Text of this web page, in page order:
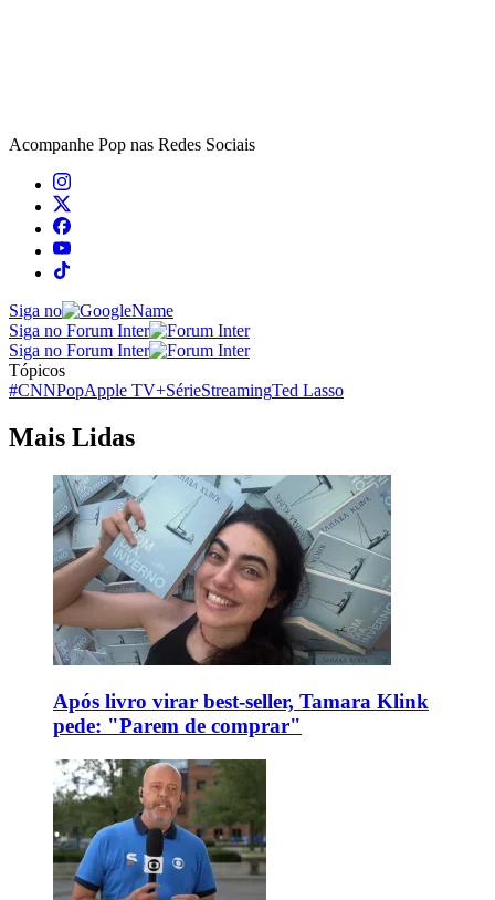
Acompanhe Pop nas Redes Sociais
Siga no
Siga no Forum Inter
Siga no Forum Inter
Tópicos
#CNNPopApple TV+SérieStreamingTed Lasso
Mais Lidas
Após livro virar best-seller, Tamara Klink
pede: "Parem de comprar"